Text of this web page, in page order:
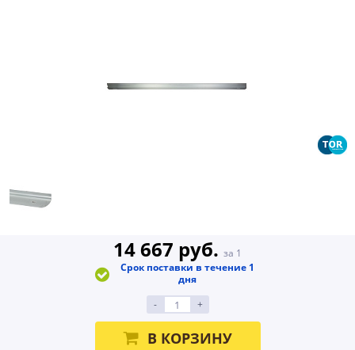
14 667 руб. за 1
Срок поставки в течение 1
дня
-
+
В КОРЗИНУ